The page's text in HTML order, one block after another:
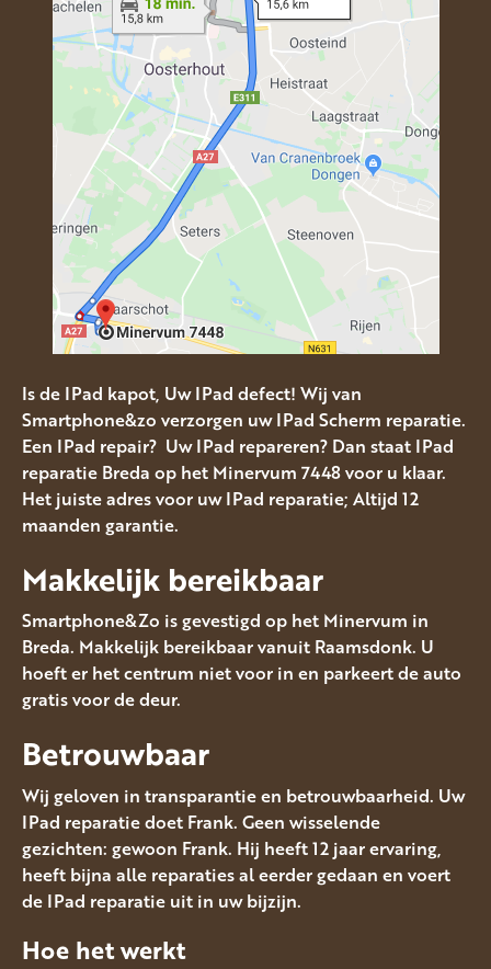
Is de IPad kapot, Uw IPad defect! Wij van
Smartphone&zo verzorgen uw IPad Scherm reparatie.
Een IPad repair? Uw IPad repareren? Dan staat IPad
reparatie Breda op het Minervum 7448 voor u klaar.
Het juiste adres voor uw IPad reparatie; Altijd 12
maanden garantie.
Makkelijk bereikbaar
Smartphone&Zo is gevestigd op het Minervum in
Breda. Makkelijk bereikbaar vanuit Raamsdonk. U
hoeft er het centrum niet voor in en parkeert de auto
gratis voor de deur.
Betrouwbaar
Wij geloven in transparantie en betrouwbaarheid. Uw
IPad reparatie doet Frank. Geen wisselende
gezichten: gewoon Frank. Hij heeft 12 jaar ervaring,
heeft bijna alle reparaties al eerder gedaan en voert
de IPad reparatie uit in uw bijzijn.
Hoe het werkt